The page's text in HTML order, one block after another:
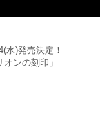
水)発売決定！
ンの刻印」